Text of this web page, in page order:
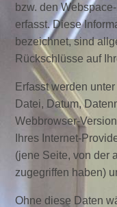
bzw. den
erfasst. Diese
bezeichnet, sind
Rückschlüsse auf
Erfasst werden
Datei, Datum,
Webbrowser-
Ihres Internet-
(jene Seite, von der
zugegriffen haben)
Ohne diese Daten